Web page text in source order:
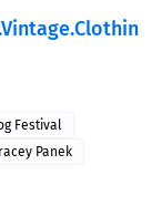
Festival
Panek